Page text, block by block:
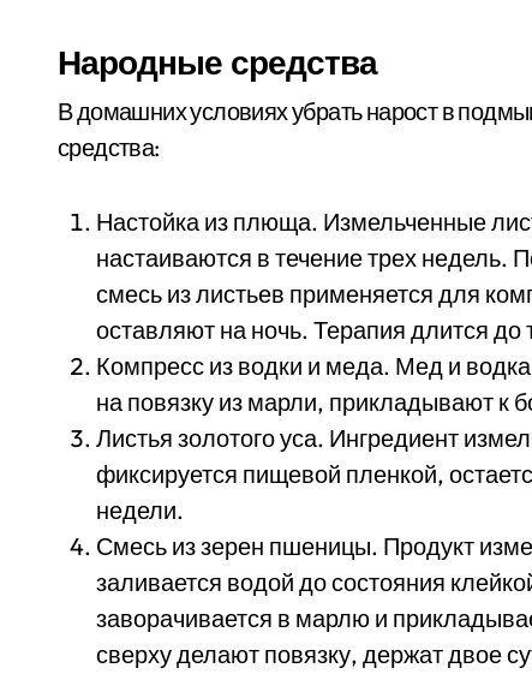
Народные средства
В домашних условиях убрать нарост в
средства:
Настойка из плюща. Измельченные
настаиваются в течение трех недель.
смесь из листьев применяется для
оставляют на ночь. Терапия длится до
Компресс из водки и меда. Мед и
на повязку из марли, прикладывают к
Листья золотого уса. Ингредиент
фиксируется пищевой пленкой,
недели.
Смесь из зерен пшеницы. Продукт
заливается водой до состояния
заворачивается в марлю и
сверху делают повязку, держат двое